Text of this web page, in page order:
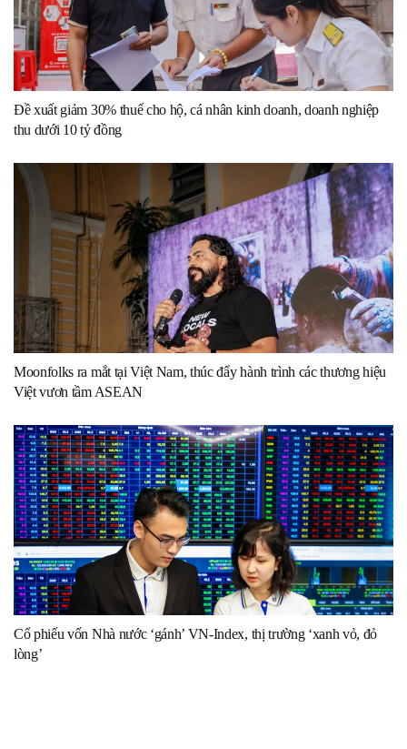
Đề xuất giảm 30% thuế cho hộ, cá nhân kinh doanh, doanh nghiệp
thu dưới 10 tỷ đồng
Moonfolks ra mắt tại Việt Nam, thúc đẩy hành trình các thương hiệu
Việt vươn tầm ASEAN
Cổ phiếu vốn Nhà nước ‘gánh’ VN-Index, thị trường ‘xanh vỏ, đỏ
lòng’